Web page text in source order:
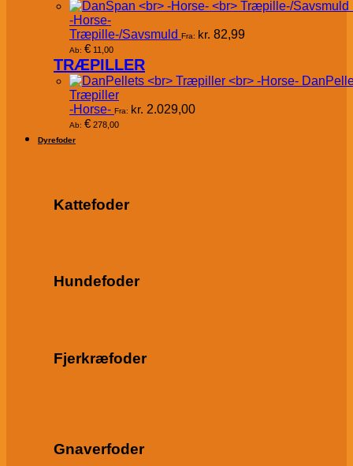
-Horse-
Træpille-/Savsmuld Fra: kr. 82,99
Ab: € 11,00
TRÆPILLER
Træpiller
-Horse- Fra: kr. 2.029,00
Ab: € 278,00
Dyrefoder
Kattefoder
Hundefoder
Fjerkræfoder
Gnaverfoder